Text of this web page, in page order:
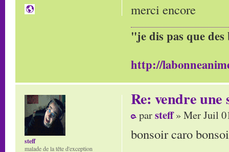
merci encore
"je dis pas que
http://
Re: vendre une
parsteff» Mer Juil
bonsoir caro
steff
malade de la tête d'exception